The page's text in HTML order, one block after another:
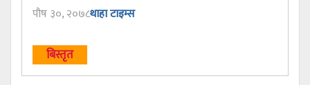
पौष ३०, २०७८थाहा टाइम्स
बिस्तृत